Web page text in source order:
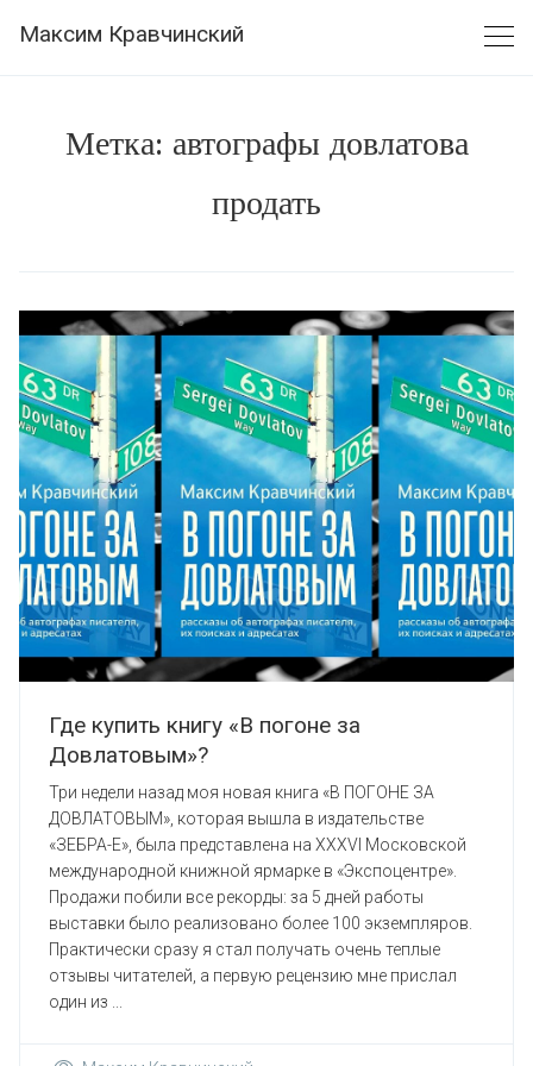
Максим Кравчинский
Метка: автографы довлатова
продать
Где купить книгу «В погоне за
Довлатовым»?
Три недели назад моя новая книга «В ПОГОНЕ ЗА
ДОВЛАТОВЫМ», которая вышла в издательстве
«ЗЕБРА-Е», была представлена на XXXVI Московской
международной книжной ярмарке в «Экспоцентре».
Продажи побили все рекорды: за 5 дней работы
выставки было реализовано более 100 экземпляров.
Практически сразу я стал получать очень теплые
отзывы читателей, а первую рецензию мне прислал
один из ...